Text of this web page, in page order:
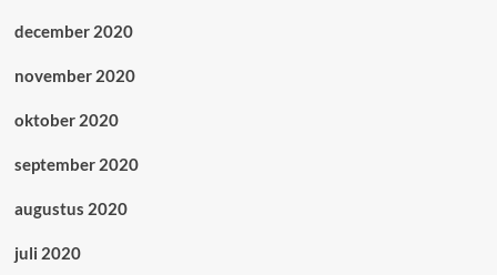
december 2020
november 2020
oktober 2020
september 2020
augustus 2020
juli 2020